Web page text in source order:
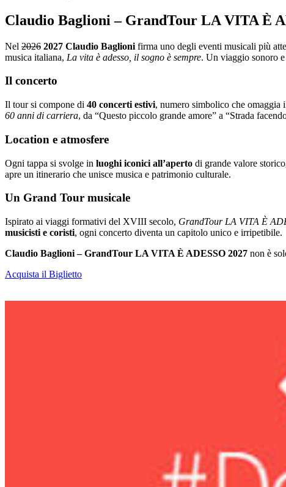
Claudio Baglioni – GrandTour LA VITA È
Nel 2026 2027 Claudio Baglioni firma uno degli eventi musicali più
musica italiana, La vita è adesso, il sogno è sempre. Un viaggio sonoro
Il concerto
Il tour si compone di 40 concerti estivi, numero simbolico che
60 anni di carriera, da “Questo piccolo grande amore” a “Strada
Location e atmosfere
Ogni tappa si svolge in luoghi iconici all’aperto di grande valore
apre un itinerario che unisce musica e patrimonio culturale.
Un Grand Tour musicale
Ispirato ai viaggi formativi del XVIII secolo, GrandTour LA VITA È
musicisti e coristi, ogni concerto diventa un capitolo unico e irripetibile.
Claudio Baglioni – GrandTour LA VITA È ADESSO 2027 non è
Acquista il Biglietto